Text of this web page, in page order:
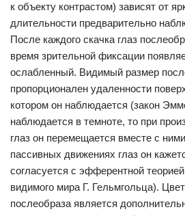
к объекту контрастом) зависят от
длительности предварительно
После каждого скачка глаз
время зрительной фиксации
ослабленный. Видимый размер
пропорционален удаленности
котором он наблюдается (закон
наблюдается в темноте, то при
глаз он перемещается вместе с
пассивных движениях глаз он
согласуется с эфферентной
видимого мира Г. Гельмгольца).
послеобраза является